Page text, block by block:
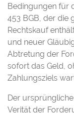
Bedingungen für
453 BGB, der die
Rechtskauf
und neuer
Abtretung der
sofort das Geld,
Zahlungsziels
Der
Verität der